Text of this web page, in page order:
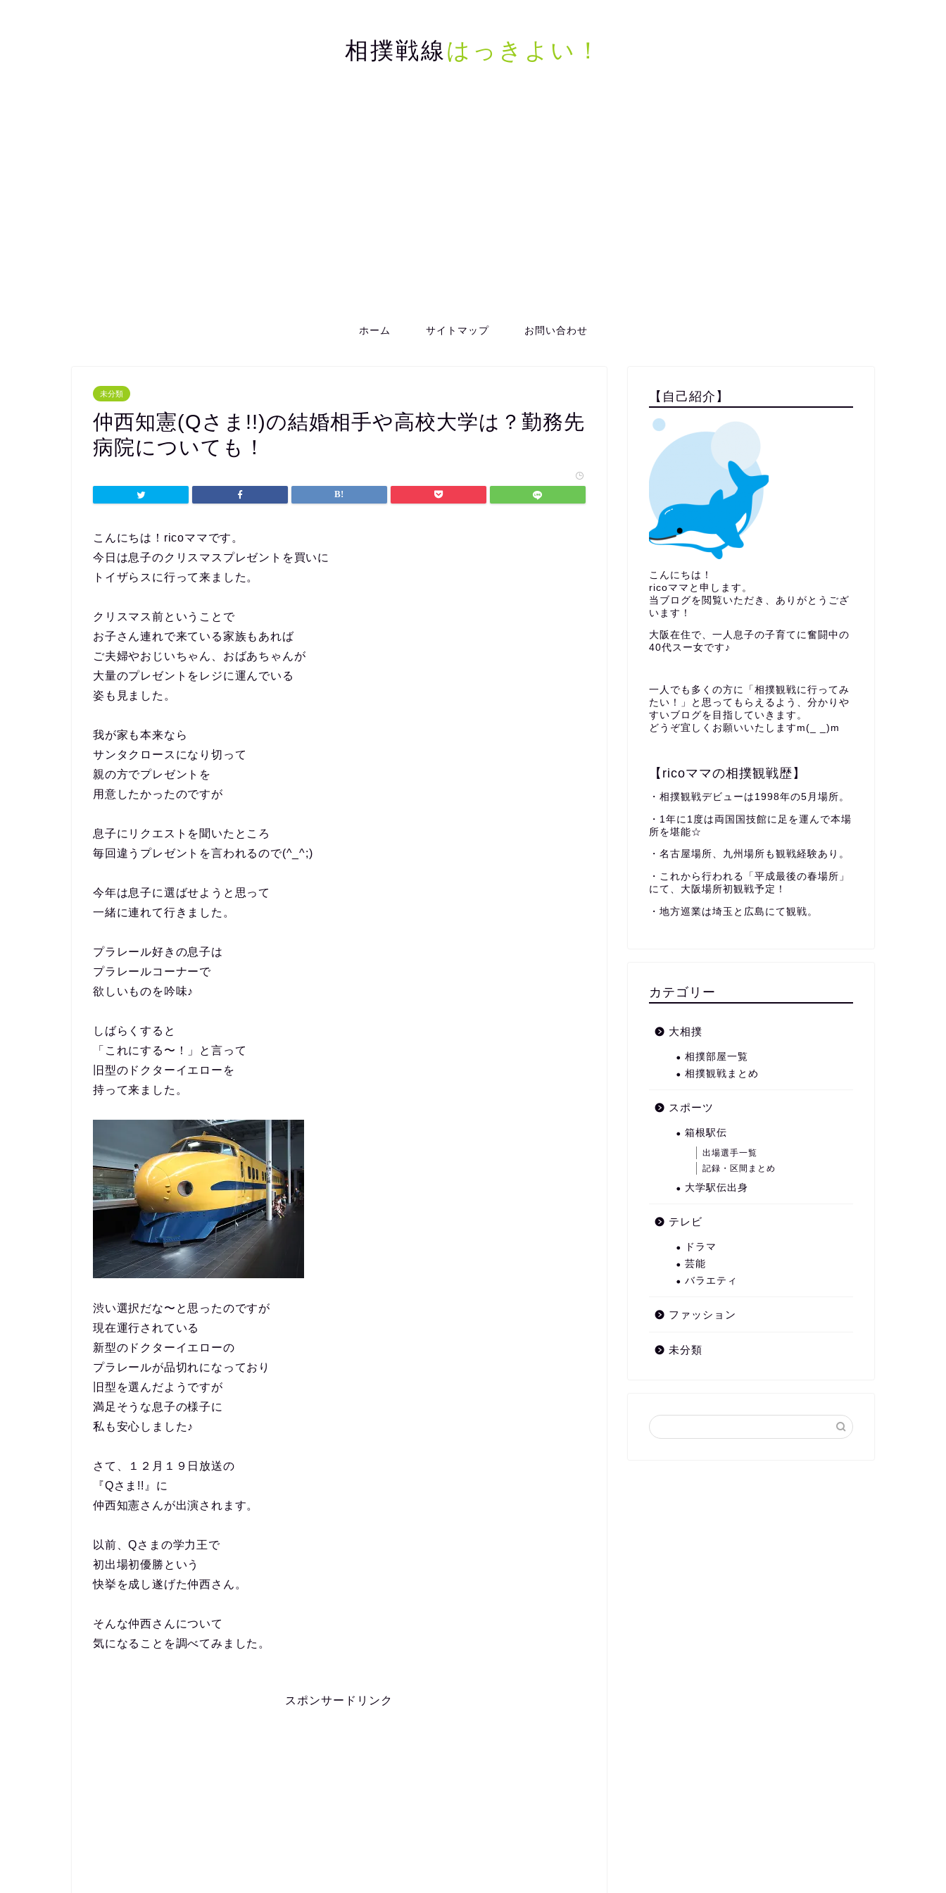
相撲戦線はっきよい！
ホーム サイトマップ お問い合わせ
未分類
仲西知憲(Qさま!!)の結婚相手や高校大学は？勤務先
病院についても！
こんにちは！ricoママです。
今日は息子のクリスマスプレゼントを買いに
トイザらスに行って来ました。
クリスマス前ということで
お子さん連れで来ている家族もあれば
ご夫婦やおじいちゃん、おばあちゃんが
大量のプレゼントをレジに運んでいる
姿も見ました。
我が家も本来なら
サンタクロースになり切って
親の方でプレゼントを
用意したかったのですが
息子にリクエストを聞いたところ
毎回違うプレゼントを言われるので(^_^;)
今年は息子に選ばせようと思って
一緒に連れて行きました。
プラレール好きの息子は
プラレールコーナーで
欲しいものを吟味♪
しばらくすると
「これにする〜！」と言って
旧型のドクターイエローを
持って来ました。
渋い選択だな〜と思ったのですが
現在運行されている
新型のドクターイエローの
プラレールが品切れになっており
旧型を選んだようですが
満足そうな息子の様子に
私も安心しました♪
さて、１２月１９日放送の
『Qさま!!』に
仲西知憲さんが出演されます。
以前、Qさまの学力王で
初出場初優勝という
快挙を成し遂げた仲西さん。
そんな仲西さんについて
気になることを調べてみました。
スポンサードリンク
【自己紹介】
こんにちは！
ricoママと申します。
当ブログを閲覧いただき、ありがとうござ
います！
大阪在住で、一人息子の子育てに奮闘中の
40代スー女です♪
一人でも多くの方に「相撲観戦に行ってみ
たい！」と思ってもらえるよう、分かりや
すいブログを目指していきます。
どうぞ宜しくお願いいたしますm(_ _)m
【ricoママの相撲観戦歴】
・相撲観戦デビューは1998年の5月場所。
・1年に1度は両国国技館に足を運んで本場
所を堪能☆
・名古屋場所、九州場所も観戦経験あり。
・これから行われる「平成最後の春場所」
にて、大阪場所初観戦予定！
・地方巡業は埼玉と広島にて観戦。
カテゴリー
大相撲
相撲部屋一覧
相撲観戦まとめ
スポーツ
箱根駅伝
出場選手一覧
記録・区間まとめ
大学駅伝出身
テレビ
ドラマ
芸能
バラエティ
ファッション
未分類